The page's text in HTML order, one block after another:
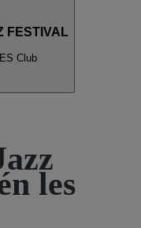
FESTIVAL
Club
les